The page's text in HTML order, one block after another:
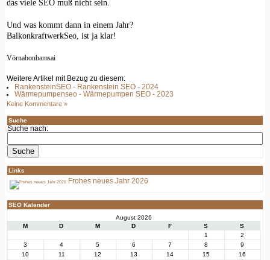
das viele SEO muß nicht sein.
Und was kommt dann in einem Jahr?
BalkonkraftwerkSeo, ist ja klar!
Vörnabonbamsai
Weitere Artikel mit Bezug zu diesem:
RankensteinSEO - Rankenstein SEO - 2024
Wärmepumpenseo - Wärmepumpen SEO - 2023
Keine Kommentare »
Suche
Suche nach:
Links
Frohes neues Jahr 2026
SEO Kalender
August 2026
M
D M D F S
S
1
2
3
4 5 6 7 8
9
10
11 12 13 14 15
16